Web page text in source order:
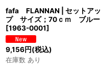
fafa FLANNAN | セットアッ
プ サイズ；70ｃｍ ブルー
[1963-0001]
9,156円(税込)
在庫数 あり